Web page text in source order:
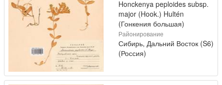
Honckenya peploides subsp.
major (Hook.) Hultén
(Гонкения большая)
Районирование
Сибирь, Дальний Восток (S6)
(Россия)